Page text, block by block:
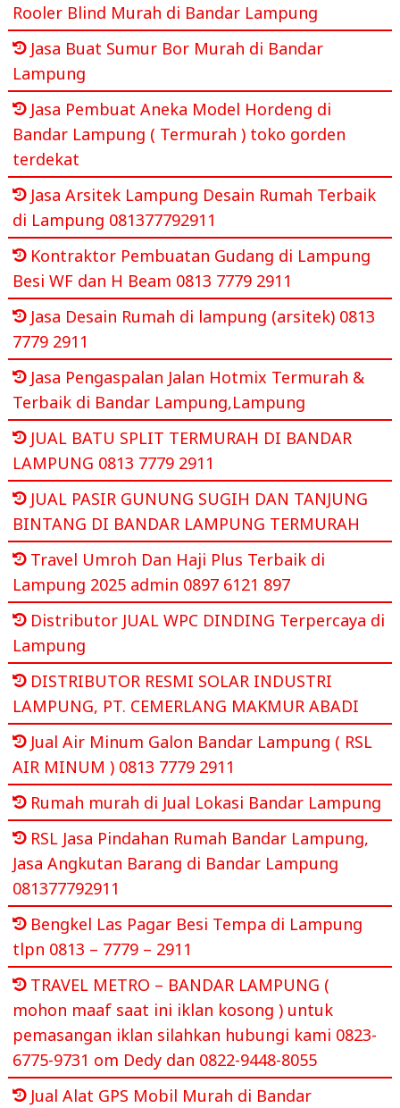
Rooler Blind Murah di Bandar Lampung
Jasa Buat Sumur Bor Murah di Bandar
Lampung
Jasa Pembuat Aneka Model Hordeng di
Bandar Lampung ( Termurah ) toko gorden
terdekat
Jasa Arsitek Lampung Desain Rumah Terbaik
di Lampung 081377792911
Kontraktor Pembuatan Gudang di Lampung
Besi WF dan H Beam 0813 7779 2911
Jasa Desain Rumah di lampung (arsitek) 0813
7779 2911
Jasa Pengaspalan Jalan Hotmix Termurah &
Terbaik di Bandar Lampung,Lampung
JUAL BATU SPLIT TERMURAH DI BANDAR
LAMPUNG 0813 7779 2911
JUAL PASIR GUNUNG SUGIH DAN TANJUNG
BINTANG DI BANDAR LAMPUNG TERMURAH
Travel Umroh Dan Haji Plus Terbaik di
Lampung 2025 admin 0897 6121 897
Distributor JUAL WPC DINDING Terpercaya di
Lampung
DISTRIBUTOR RESMI SOLAR INDUSTRI
LAMPUNG, PT. CEMERLANG MAKMUR ABADI
Jual Air Minum Galon Bandar Lampung ( RSL
AIR MINUM ) 0813 7779 2911
Rumah murah di Jual Lokasi Bandar Lampung
RSL Jasa Pindahan Rumah Bandar Lampung,
Jasa Angkutan Barang di Bandar Lampung
081377792911
Bengkel Las Pagar Besi Tempa di Lampung
tlpn 0813 – 7779 – 2911
TRAVEL METRO – BANDAR LAMPUNG (
mohon maaf saat ini iklan kosong ) untuk
pemasangan iklan silahkan hubungi kami 0823-
6775-9731 om Dedy dan 0822-9448-8055
Jual Alat GPS Mobil Murah di Bandar